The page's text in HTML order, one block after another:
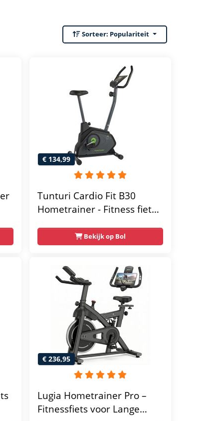
Sorteer: Populariteit
€ 134,99
Tunturi Cardio Fit B30
Hometrainer - Fitness fiets
Tablethouder -
Hartslagfunctie en
transportwielen
Bekijk op Bol
€ 236,95
Lugia Hometrainer Pro –
Fitnessfiets voor Lange